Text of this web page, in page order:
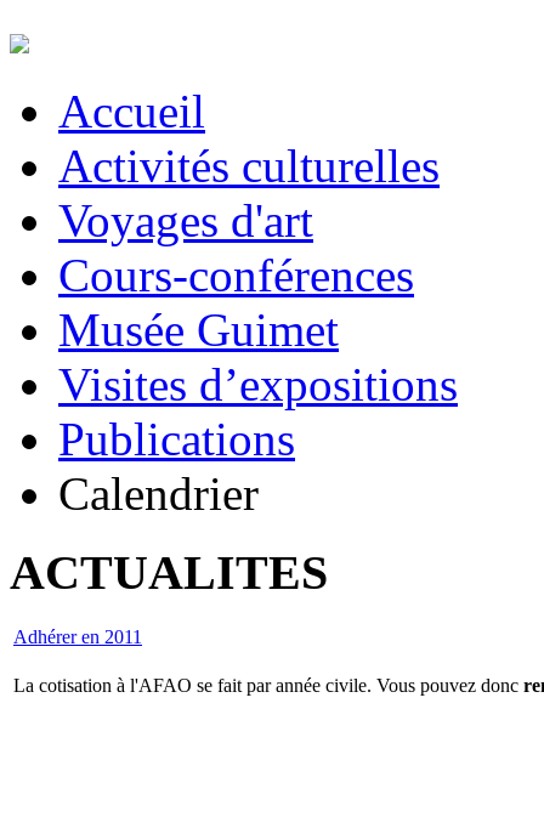
Accueil
Activités culturelles
Voyages d'art
Cours-conférences
Musée Guimet
Visites d’expositions
Publications
Calendrier
ACTUALITES
Adhérer en 2011
La cotisation à l'AFAO se fait par année civile. Vous pouvez donc